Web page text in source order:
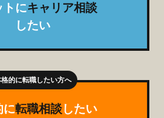
トにキャリア相談
したい
に転職相談したい